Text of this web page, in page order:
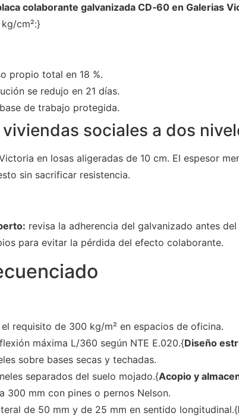
colaborante galvanizada CD‑60 en Galerias
cm²:}
propio total en 18 %.
se redujo en 21 días.
de trabajo protegida.
sociales a dos
en losas aligeradas de 10 cm. El espesor
sin sacrificar resistencia.
revisa la adherencia del galvanizado antes
para evitar la pérdida del efecto colaborante.
requisito de 300 kg/m² en espacios de oficina.
máxima L/360 según NTE E.020.{Diseño
sobre bases secas y techadas.
separados del suelo mojado.{Acopio y
300 mm con pines o pernos Nelson.
de 50 mm y de 25 mm en sentido longitudinal.{